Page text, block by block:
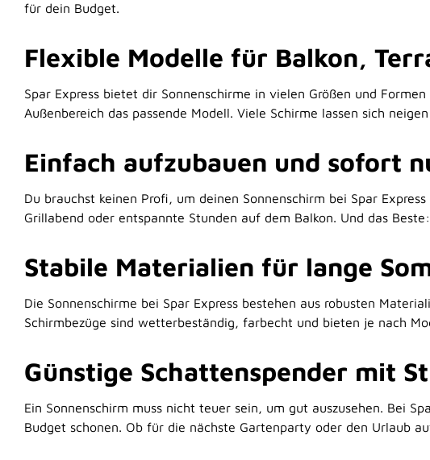
für dein Budget.
Flexible Modelle für Balkon,
Spar Express bietet dir Sonnenschirme in vielen Größen und
Außenbereich das passende Modell. Viele Schirme lassen sich
Einfach aufzubauen und sofort
Du brauchst keinen Profi, um deinen Sonnenschirm bei Spar
Grillabend oder entspannte Stunden auf dem Balkon. Und das
Stabile Materialien für lange
Die Sonnenschirme bei Spar Express bestehen aus robusten
Schirmbezüge sind wetterbeständig, farbecht und bieten je nach
Günstige Schattenspender mit
Ein Sonnenschirm muss nicht teuer sein, um gut auszusehen. Bei
Budget schonen. Ob für die nächste Gartenparty oder den Urlaub